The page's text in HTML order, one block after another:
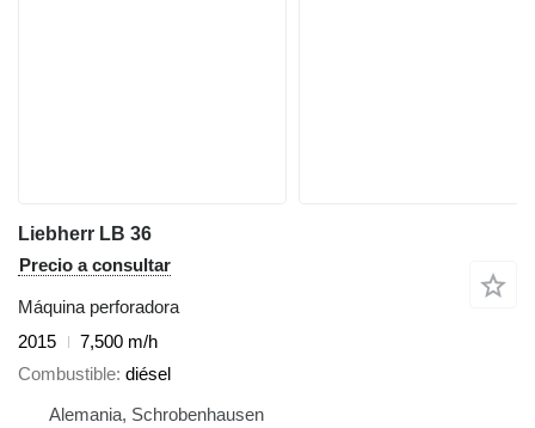
Liebherr LB 36
Precio a consultar
Máquina perforadora
2015
7,500 m/h
Combustible diésel
Alemania, Schrobenhausen